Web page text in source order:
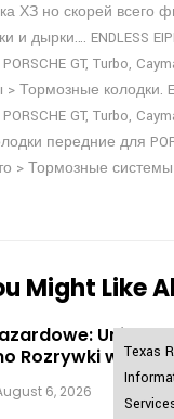
ХЗ но скорей всего
и дырки…. ENDLESS
GT, Turbo,
Тормозные колодки.
GT, Turbo,
передние для
> Тормозные
Might Like
Unibet
Rozrywki w
6, 2026
Texas